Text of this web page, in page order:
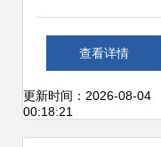
家纺家居展3月7日
开秀！
查看详情
更新时间：2026-08-04
00:18:21